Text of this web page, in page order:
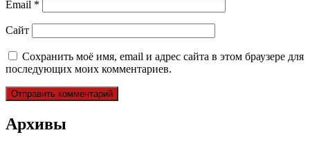
Email *
Сайт
Сохранить моё имя, email и адрес сайта в этом браузере для
последующих моих комментариев.
Архивы